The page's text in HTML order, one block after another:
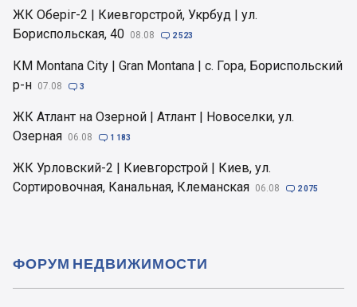
ЖК Оберіг-2 | Киевгорстрой, Укрбуд | ул.
Бориспольская, 40 08.08  2 523
КМ Montana City | Gran Montana | с. Гора, Бориспольский
р-н 07.08  3
ЖК Атлант на Озерной | Атлант | Новоселки, ул.
Озерная 06.08  1 183
ЖК Урловский-2 | Киевгорстрой | Киев, ул.
Сортировочная, Канальная, Клеманская 06.08  2 075
ФОРУМ НЕДВИЖИМОСТИ